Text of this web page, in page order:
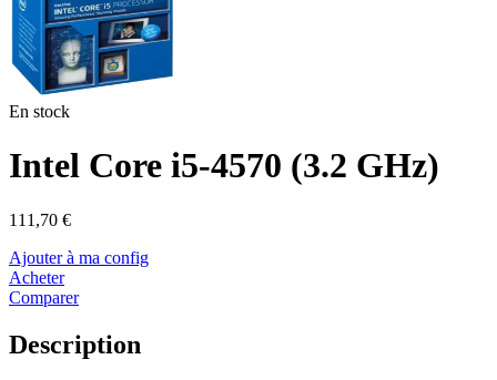
En stock
Intel Core i5-4570 (3.2 GHz)
111,70 €
Ajouter à ma config
Acheter
Comparer
Description